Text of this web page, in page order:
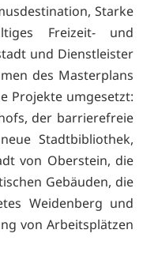
Starke
Freizeit- und
und Dienstleister
des Masterplans
Projekte umgesetzt:
der barrierefreie
Stadtbibliothek,
von Oberstein, die
Gebäuden, die
Weidenberg und
von Arbeitsplätzen